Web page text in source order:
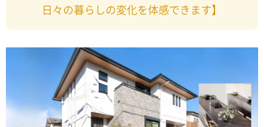
日々の暮らしの変化を体感できます】